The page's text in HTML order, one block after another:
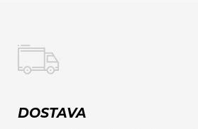
DOSTAVA